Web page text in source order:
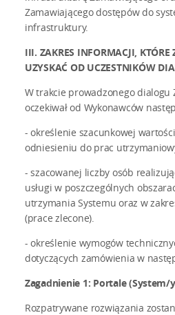
Zamawiającego dostępów do
infrastruktury.
III. ZAKRES INFORMACJI,
UZYSKAĆ OD UCZESTNIKÓW
W trakcie prowadzonego dialogu
oczekiwał od Wykonawców
- określenie szacunkowej
odniesieniu do prac
- szacowanej liczby osób
usługi w poszczególnych
utrzymania Systemu oraz w
(prace zlecone).
- określenie wymogów
dotyczących zamówienia w
Zagadnienie 1: Portale (System/
Rozpatrywane rozwiązania